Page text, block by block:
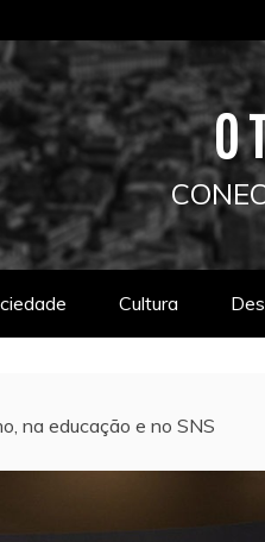
O
Cultura
na educação e no SNS